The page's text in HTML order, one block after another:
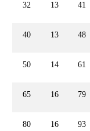
32 13 41
40 13 48
50 14 61
65 16 79
80 16 93